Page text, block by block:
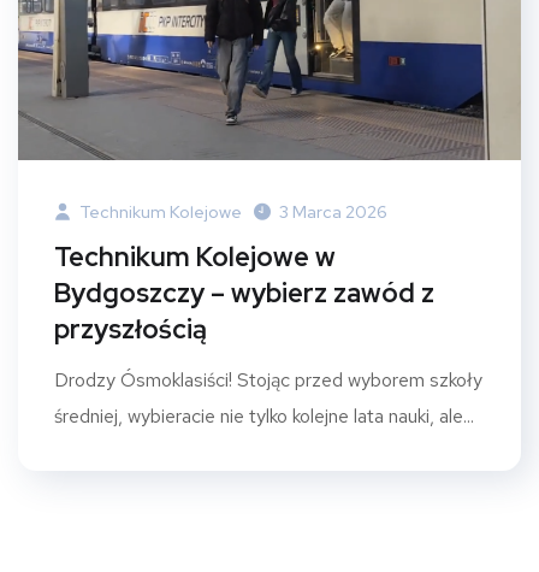
Technikum Kolejowe 3 Marca 2026
Technikum Kolejowe w
Bydgoszczy – wybierz zawód z
przyszłością
Drodzy Ósmoklasiści! Stojąc przed wyborem szkoły
średniej, wybieracie nie tylko kolejne lata nauki, ale...